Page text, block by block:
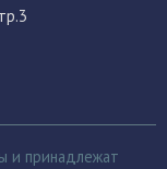
и принадлежат